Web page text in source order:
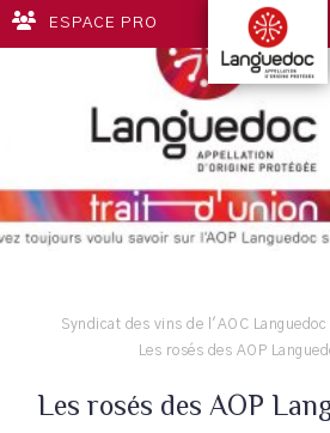
ESPACE PRO
Syndicat des vins de l'AOC Languedoc
Les rosés des AOP
Les rosés des AOP